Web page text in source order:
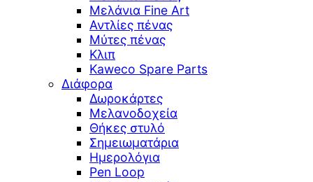
Μελάνια Fine Art
Αντλίες πένας
Μύτες πένας
Κλιπ
Kaweco Spare Parts
Διάφορα
Δωροκάρτες
Μελανοδοχεία
Θήκες στυλό
Σημειωματάρια
Ημερολόγια
Pen Loop